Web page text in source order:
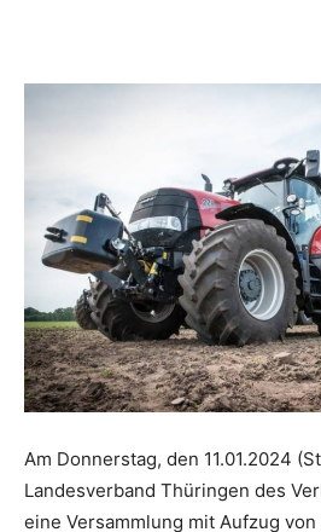
Am Donnerstag, den 11.01.2024
Landesverband Thüringen des
eine Versammlung mit Aufzug